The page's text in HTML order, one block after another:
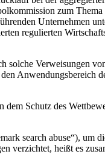
zum
Unternehmen
regulierten
Verweisungen
Anwendungsbereich
Schutz des
search abuse“), um
verzichtet, heißt es